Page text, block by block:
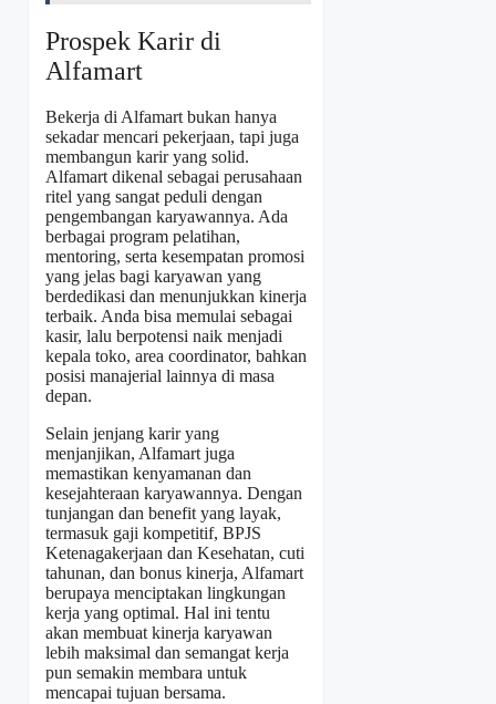
Prospek Karir di
Alfamart
Bekerja di Alfamart bukan hanya
sekadar mencari pekerjaan, tapi juga
membangun karir yang solid.
Alfamart dikenal sebagai perusahaan
ritel yang sangat peduli dengan
pengembangan karyawannya. Ada
berbagai program pelatihan,
mentoring, serta kesempatan promosi
yang jelas bagi karyawan yang
berdedikasi dan menunjukkan kinerja
terbaik. Anda bisa memulai sebagai
kasir, lalu berpotensi naik menjadi
kepala toko, area coordinator, bahkan
posisi manajerial lainnya di masa
depan.
Selain jenjang karir yang
menjanjikan, Alfamart juga
memastikan kenyamanan dan
kesejahteraan karyawannya. Dengan
tunjangan dan benefit yang layak,
termasuk gaji kompetitif, BPJS
Ketenagakerjaan dan Kesehatan, cuti
tahunan, dan bonus kinerja, Alfamart
berupaya menciptakan lingkungan
kerja yang optimal. Hal ini tentu
akan membuat kinerja karyawan
lebih maksimal dan semangat kerja
pun semakin membara untuk
mencapai tujuan bersama.